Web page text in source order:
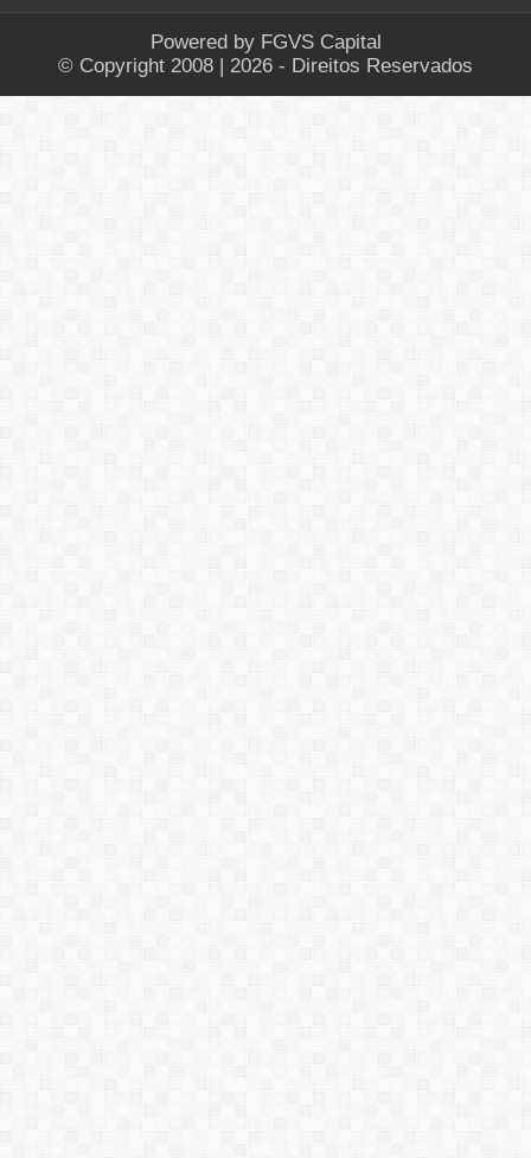
Powered by FGVS Capital
© Copyright 2008 | 2026 - Direitos Reservados